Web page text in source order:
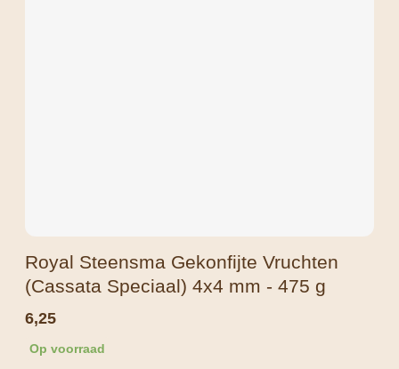
Royal Steensma Gekonfijte Vruchten
(Cassata Speciaal) 4x4 mm - 475 g
6,25
Op voorraad